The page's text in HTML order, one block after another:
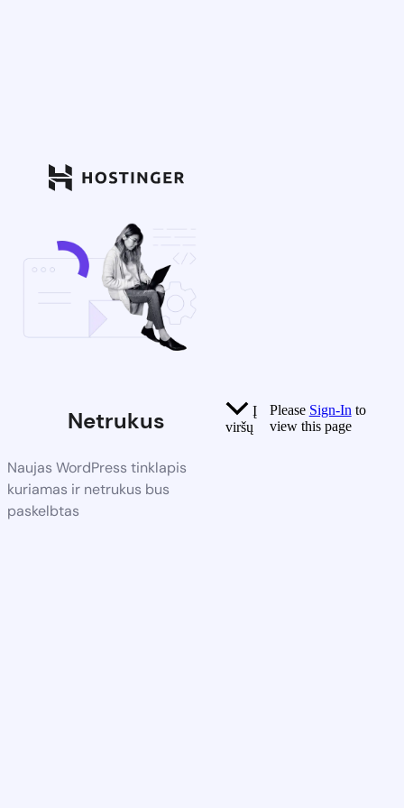
Netrukus
Naujas WordPress tinklapis
kuriamas ir netrukus bus
paskelbtas
Į
viršų
Please Sign-In to
view this page